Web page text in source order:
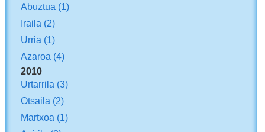
Abuztua (1)
Iraila (2)
Urria (1)
Azaroa (4)
2010
Urtarrila (3)
Otsaila (2)
Martxoa (1)